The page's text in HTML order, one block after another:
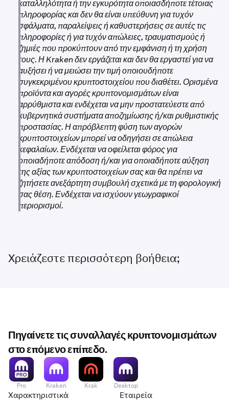
καταλληλότητα ή την εγκυρότητα οποιασδήποτε τέτοιας
πληροφορίας και δεν θα είναι υπεύθυνη για τυχόν
σφάλματα, παραλείψεις ή καθυστερήσεις σε αυτές τις
πληροφορίες ή για τυχόν απώλειες, τραυματισμούς ή
ζημιές που προκύπτουν από την εμφάνιση ή τη χρήση
τους. Η Kraken δεν εργάζεται και δεν θα εργαστεί για να
αυξήσει ή να μειώσει την τιμή οποιουδήποτε
συγκεκριμένου κρυπτοστοιχείου που διαθέτει. Ορισμένα
προϊόντα και αγορές κρυπτονομισμάτων είναι
αρρύθμιστα και ενδέχεται να μην προστατεύεστε από
κυβερνητικά συστήματα αποζημίωσης ή/και ρυθμιστικής
προστασίας. Η απρόβλεπτη φύση των αγορών
κρυπτοστοιχείων μπορεί να οδηγήσει σε απώλεια
κεφαλαίων. Ενδέχεται να οφείλεται φόρος για
οποιαδήποτε απόδοση ή/και για οποιαδήποτε αύξηση
της αξίας των κρυπτοστοιχείων σας και θα πρέπει να
ζητήσετε ανεξάρτητη συμβουλή σχετικά με τη φορολογική
σας θέση. Ενδέχεται να ισχύουν γεωγραφικοί
περιορισμοί.
Χρειάζεστε περισσότερη βοήθεια;
Πηγαίνετε τις συναλλαγές κρυπτονομισμάτων
στο επόμενο επίπεδο.
Pro Kraken Krak Desktop
Χαρακτηριστικά Εταιρεία